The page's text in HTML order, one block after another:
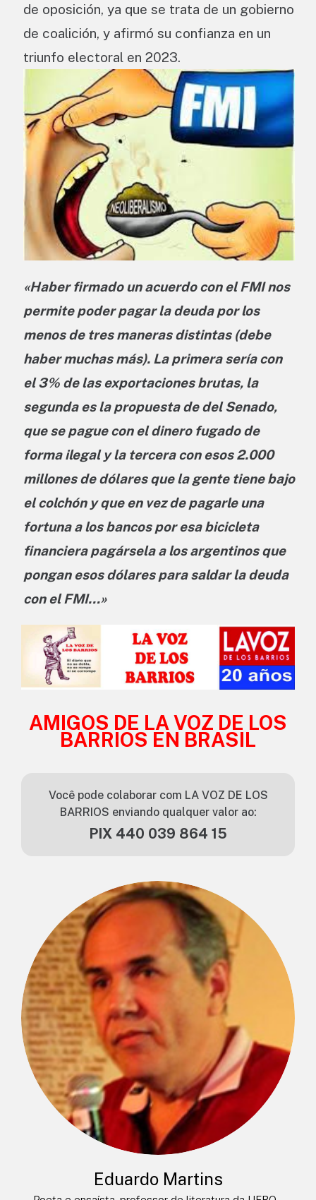
de oposición, ya que se trata de un gobierno
de coalición, y afirmó su confianza en un
triunfo electoral en 2023.
«Haber firmado un acuerdo con el FMI nos
permite poder pagar la deuda por los
menos de tres maneras distintas (debe
haber muchas más). La primera sería con
el 3% de las exportaciones brutas, la
segunda es la propuesta de del Senado,
que se pague con el dinero fugado de
forma ilegal y la tercera con esos 2.000
millones de dólares que la gente tiene bajo
el colchón y que en vez de pagarle una
fortuna a los bancos por esa bicicleta
financiera pagársela a los argentinos que
pongan esos dólares para saldar la deuda
con el FMI…»
AMIGOS DE LA VOZ DE LOS
BARRIOS EN BRASIL
Você pode colaborar com LA VOZ DE LOS
BARRIOS enviando qualquer valor ao:
PIX 440 039 864 15
Eduardo Martins